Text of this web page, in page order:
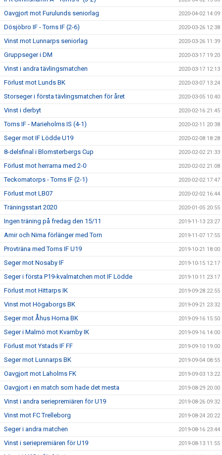
Oavgjort mot Furulunds seniorlag 2020-04-02 14:09
Dösjöbro IF - Torns IF (2-6) 2020-03-26 12:38
Vinst mot Lunnarps seniorlag 2020-03-26 11:39
Gruppseger i DM 2020-03-17 19:20
Vinst i andra tävlingsmatchen 2020-03-17 12:13
Förlust mot Lunds BK 2020-03-07 13:24
Storseger i första tävlingsmatchen för året 2020-03-05 10:40
Vinst i derbyt 2020-02-16 21:45
Torns IF - Marieholms IS (4-1) 2020-02-11 20:38
Seger mot IF Lödde U19 2020-02-08 18:28
8-delsfinal i Blomsterbergs Cup 2020-02-02 21:33
Förlust mot herrarna med 2-0 2020-02-02 21:08
Teckomatorps - Torns IF (2-1) 2020-02-02 17:47
Förlust mot LB07 2020-02-02 16:44
Träningsstart 2020 2020-01-05 20:55
Ingen träning på fredag den 15/11 2019-11-13 23:27
Amir och Nima förlänger med Torn 2019-11-07 17:55
Provträna med Torns IF U19 2019-10-21 18:00
Seger mot Nosaby IF 2019-10-15 12:17
Seger i första P19-kvalmatchen mot IF Lödde 2019-10-11 23:17
Förlust mot Hittarps IK 2019-09-28 22:55
Vinst mot Högaborgs BK 2019-09-21 23:32
Seger mot Åhus Horna BK 2019-09-16 15:50
Seger i Malmö mot Kvarnby IK 2019-09-16 14:00
Förlust mot Ystads IF FF 2019-09-10 19:00
Seger mot Lunnarps BK 2019-09-04 08:55
Oavgjort mot Laholms FK 2019-09-03 13:22
Oavgjort i en match som hade det mesta 2019-08-29 20:00
Vinst i andra seriepremiären för U19 2019-08-26 09:32
Vinst mot FC Trelleborg 2019-08-24 20:22
Seger i andra matchen 2019-08-16 23:44
Vinst i seriepremiären för U19 2019-08-13 11:55